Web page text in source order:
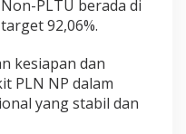
PLTU berada di
92,06%.
kesiapan dan
PLN NP dalam
yang stabil dan